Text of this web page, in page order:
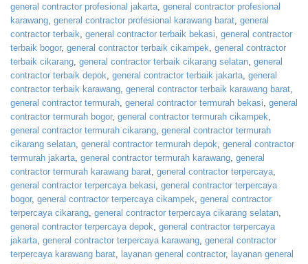
general contractor profesional jakarta general contractor profesional
karawang general contractor profesional karawang barat general
contractor terbaik general contractor terbaik bekasi general contractor
terbaik bogor, general contractor terbaik cikampek general contractor
terbaik cikarang general contractor terbaik cikarang selatan general
contractor terbaik depok general contractor terbaik jakarta general
contractor terbaik karawang general contractor terbaik karawang barat
general contractor termurah general contractor termurah bekasi general
contractor termurah bogor, general contractor termurah cikampek
general contractor termurah cikarang general contractor termurah
cikarang selatan general contractor termurah depok general contractor
termurah jakarta general contractor termurah karawang general
contractor termurah karawang barat general contractor terpercaya
general contractor terpercaya bekasi general contractor terpercaya
bogor, general contractor terpercaya cikampek general contractor
terpercaya cikarang general contractor terpercaya cikarang selatan
general contractor terpercaya depok general contractor terpercaya
jakarta general contractor terpercaya karawang general contractor
terpercaya karawang barat layanan general contractor, layanan general